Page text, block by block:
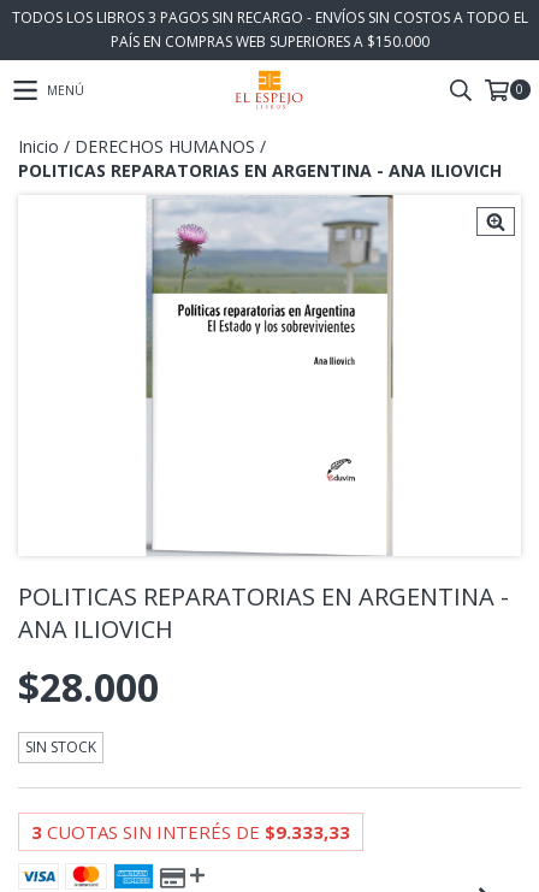
TODOS LOS LIBROS 3 PAGOS SIN RECARGO - ENVÍOS SIN COSTOS A TODO EL
PAÍS EN COMPRAS WEB SUPERIORES A $150.000
MENÚ 0
Inicio / DERECHOS HUMANOS /
POLITICAS REPARATORIAS EN ARGENTINA - ANA ILIOVICH
POLITICAS REPARATORIAS EN ARGENTINA -
ANA ILIOVICH
$28.000
SIN STOCK
3 CUOTAS SIN INTERÉS DE $9.333,33